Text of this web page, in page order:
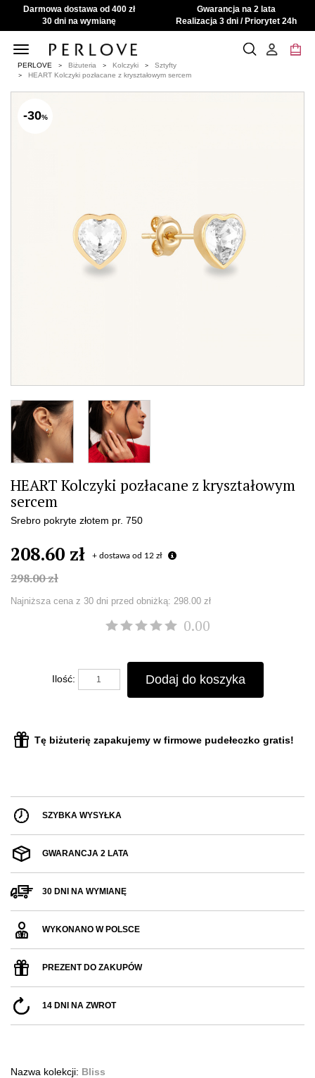
Darmowa dostawa od 400 zł
Gwarancja na 2 lata
30 dni na wymianę
Realizacja 3 dni / Priorytet 24h
Toggle
navigation
PERLOVE Biżuteria Kolczyki
Sztyfty
HEART Kolczyki pozłacane z kryształowym sercem
-30%
HEART Kolczyki pozłacane z kryształowym
sercem
Srebro pokryte złotem pr. 750
208.60 zł + dostawa od 12 zł
298.00 zł
Najniższa cena z 30 dni przed obniżką: 298.00 zł
0.00
Ilość: Dodaj do koszyka
Tę biżuterię zapakujemy w firmowe pudełeczko gratis!
SZYBKA WYSYŁKA
GWARANCJA 2 LATA
30 DNI NA WYMIANĘ
WYKONANO W POLSCE
PREZENT DO ZAKUPÓW
14 DNI NA ZWROT
Nazwa kolekcji: Bliss